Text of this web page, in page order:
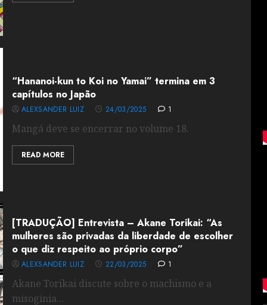
“Hananoi-kun to Koi no Yamai” termina em 3
capítulos no Japão
ALEXSANDER LUIZ 24/03/2025 1
Mangá deve se encerrar no volume 18.
READ MORE
[TRADUÇÃO] Entrevista – Akane Torikai: “As
mulheres são privadas da liberdade de escolher
o que diz respeito ao próprio corpo”
ALEXSANDER LUIZ 22/03/2025 1
Akane Torikai discute sobre o machismo e a
misoginia...